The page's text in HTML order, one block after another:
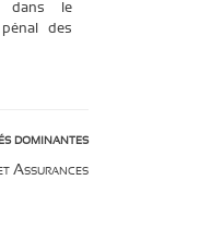
dans le
des
dominantes
Assurances